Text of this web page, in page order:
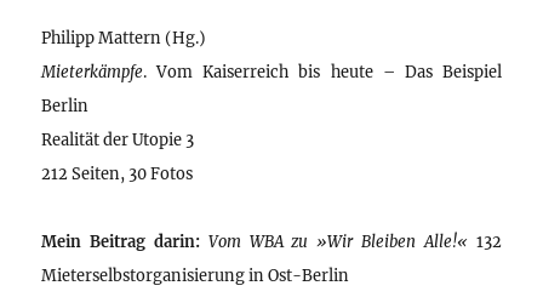
Philipp Mattern (Hg.)
Mieterkämpfe. Vom Kaiserreich bis heute – Das Beispiel
Berlin
Realität der Utopie 3
212 Seiten, 30 Fotos
Mein Beitrag darin: Vom WBA zu »Wir Bleiben Alle!« 132
Mieterselbstorganisierung in Ost-Berlin